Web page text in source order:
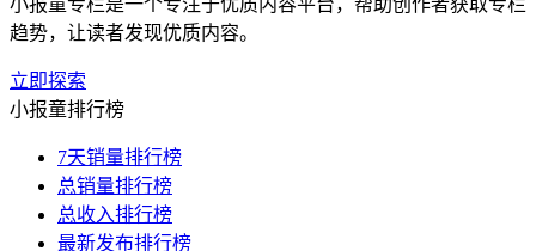
小报童专栏是一个专注于优质内容平台，帮助创作者获取专栏
趋势，让读者发现优质内容。
立即探索
小报童排行榜
7天销量排行榜
总销量排行榜
总收入排行榜
最新发布排行榜